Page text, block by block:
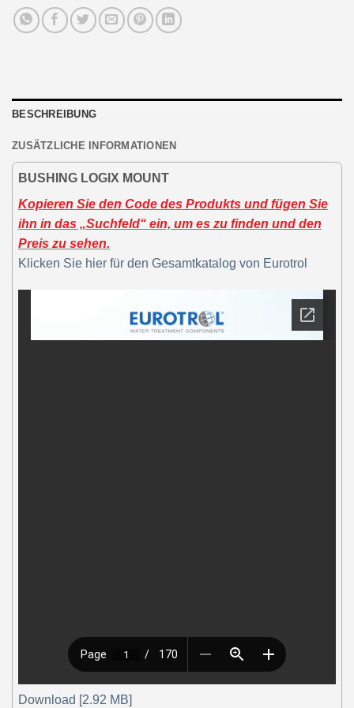
BESCHREIBUNG
ZUSÄTZLICHE INFORMATIONEN
BUSHING LOGIX MOUNT
Kopieren Sie den Code des Produkts und fügen Sie
ihn in das „Suchfeld“ ein, um es zu finden und den
Preis zu sehen.
Klicken Sie hier für den Gesamtkatalog von Eurotrol
Download [2.92 MB]